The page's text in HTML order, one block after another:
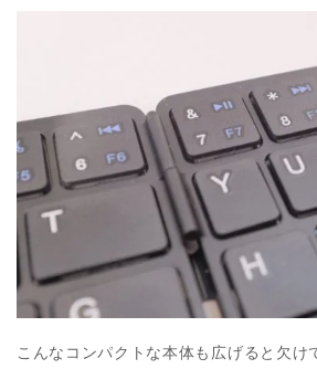
こんなコンパクトな本体も広げると欠け